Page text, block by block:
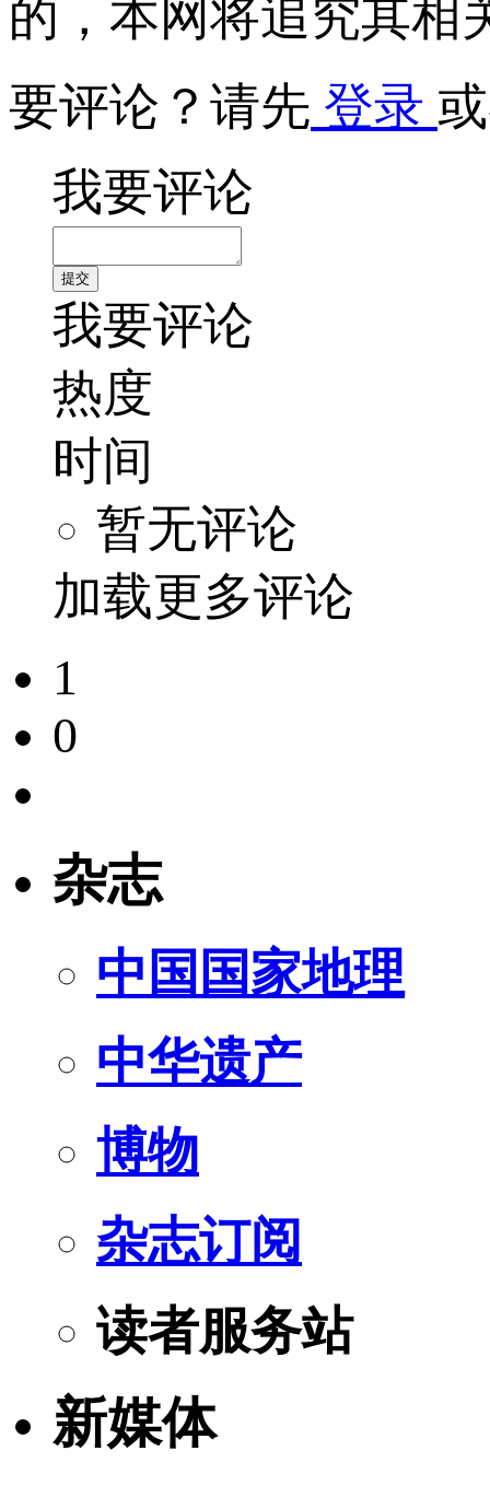
的，本网将追究其相
要评论？请先 登录
我要评论
我要评论
热度
时间
暂无评论
加载更多评论
1
0
杂志
中国国家地理
中华遗产
博物
杂志订阅
读者服务站
新媒体